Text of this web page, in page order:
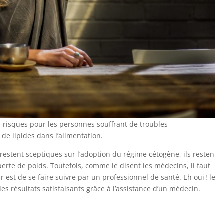
pour les personnes souffrant de troubles
lipides dans l’alimentation.
sceptiques sur l’adoption du régime cétogène, ils
de poids. Toutefois, comme le disent les médecins, il faut
est de se faire suivre par un professionnel de santé. Eh oui !
résultats satisfaisants grâce à l’assistance d’un médecin.